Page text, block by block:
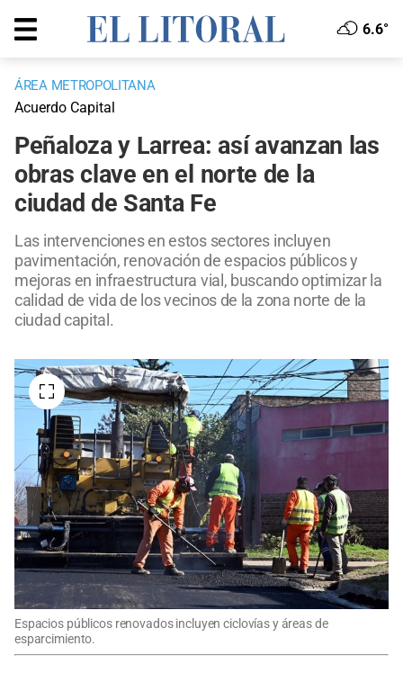
6.6°
ÁREA METROPOLITANA
Acuerdo Capital
Peñaloza y Larrea: así avanzan las
obras clave en el norte de la
ciudad de Santa Fe
Las intervenciones en estos sectores incluyen
pavimentación, renovación de espacios públicos y
mejoras en infraestructura vial, buscando optimizar la
calidad de vida de los vecinos de la zona norte de la
ciudad capital.
Espacios públicos renovados incluyen ciclovías y áreas de
esparcimiento.